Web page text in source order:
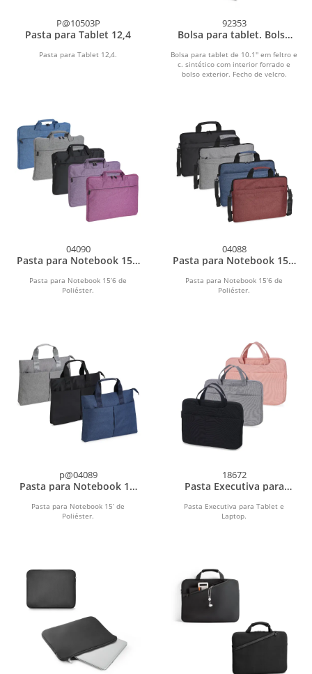
P@10503P
Pasta para Tablet 12,4
Pasta para Tablet 12,4.
92353
Bolsa para tablet. Bolsa
Bolsa para tablet de 10.1'' em feltro e
c. sintético com interior forrado e
bolso exterior. Fecho de velcro.
04090
Pasta para Notebook 15’6
Pasta para Notebook 15’6 de
Poliéster.
04088
Pasta para Notebook 15’6
Pasta para Notebook 15’6 de
Poliéster.
p@04089
Pasta para Notebook 15’
Pasta para Notebook 15’ de
Poliéster.
18672
Pasta Executiva para
Pasta Executiva para Tablet e
Laptop.